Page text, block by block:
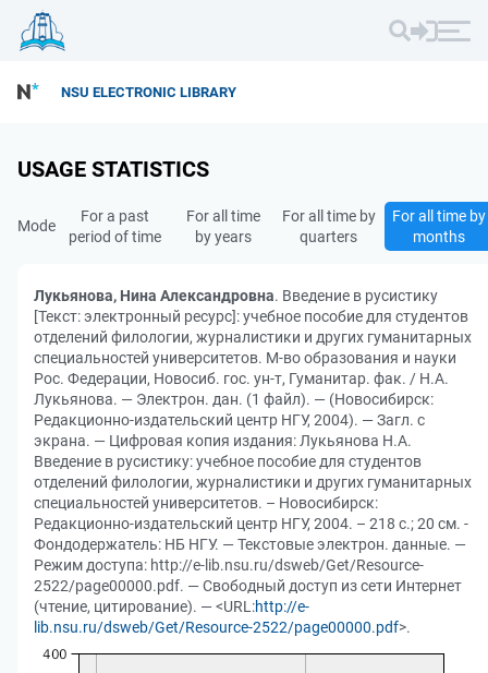
NSU ELECTRONIC LIBRARY
USAGE STATISTICS
Mode
For a past
period of time
For all time
by years
For all time by
quarters
For all time by
months
Лукьянова, Нина Александровна. Введение в русистику
[Текст: электронный ресурс]: учебное пособие для студентов
отделений филологии, журналистики и других гуманитарных
специальностей университетов. М-во образования и науки
Рос. Федерации, Новосиб. гос. ун-т, Гуманитар. фак. / Н.А.
Лукьянова. — Электрон. дан. (1 файл). — (Новосибирск:
Редакционно-издательский центр НГУ, 2004). — Загл. с
экрана. — Цифровая копия издания: Лукьянова Н.А.
Введение в русистику: учебное пособие для студентов
отделений филологии, журналистики и других гуманитарных
специальностей университетов. – Новосибирск:
Редакционно-издательский центр НГУ, 2004. – 218 с.; 20 см. -
Фондодержатель: НБ НГУ. — Текстовые электрон. данные. —
Режим доступа: http://e-lib.nsu.ru/dsweb/Get/Resource-
2522/page00000.pdf. — Свободный доступ из сети Интернет
(чтение, цитирование). — <URL:http://e-
lib.nsu.ru/dsweb/Get/Resource-2522/page00000.pdf>.